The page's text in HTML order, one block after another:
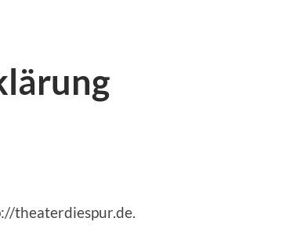
theaterdiespur.de.